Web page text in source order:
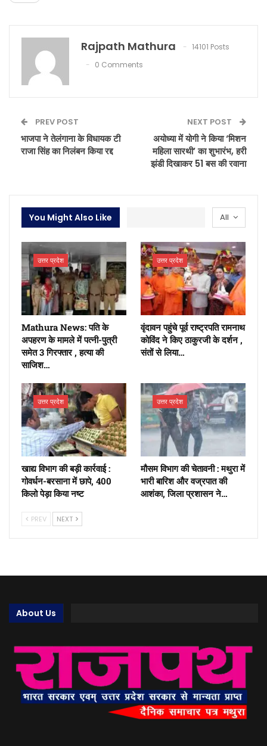
Rajpath Mathura
14101 Posts
0 Comments
PREV POST
भाजपा ने तेलंगाना के विधायक टी
राजा सिंह का निलंबन किया रद्द
NEXT POST
अयोध्या में योगी ने किया ‘मिशन
महिला सारथी’ का शुभारंभ, हरी
झंडी दिखाकर 51 बस की रवाना
All
You Might Also Like
उत्तर प्रदेश
Mathura News: पति के
अपहरण के मामले में पत्नी-पुत्री
समेत 3 गिरफ्तार , हत्या की
साजिश…
उत्तर प्रदेश
वृंदावन पहुंचे पूर्व राष्ट्रपति रामनाथ
कोविंद ने किए ठाकुरजी के दर्शन ,
संतों से लिया…
उत्तर प्रदेश
खाद्य विभाग की बड़ी कार्रवाई :
गोवर्धन-बरसाना में छापे, 400
किलो पेड़ा किया नष्ट
उत्तर प्रदेश
मौसम विभाग की चेतावनी : मथुरा में
भारी बारिश और वज्रपात की
आशंका, जिला प्रशासन ने…
PREV NEXT
About Us